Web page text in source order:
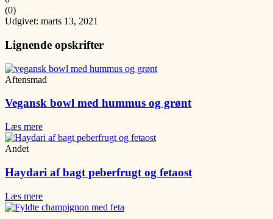
(0)
Udgivet: marts 13, 2021
Lignende opskrifter
Aftensmad
Vegansk bowl med hummus og grønt
Læs mere
Andet
Haydari af bagt peberfrugt og fetaost
Læs mere